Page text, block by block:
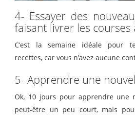
4- Essayer des
faisant livrer les courses
C’est la semaine idéale pour
recettes, car vous n’avez aucune
5- Apprendre une
Ok, 10 jours pour apprendre une
peut-être un peu court, mais